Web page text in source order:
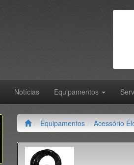
Notícias Equipamentos
Equipamentos Acessório